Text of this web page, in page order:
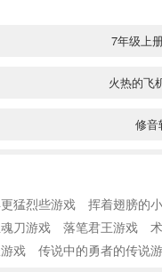
7年级上
火热的飞
修音
手机录音转
专门
猛烈些游戏 挥着翅膀的
刀游戏 落笔君王游戏
戏 传说中的勇者的传说